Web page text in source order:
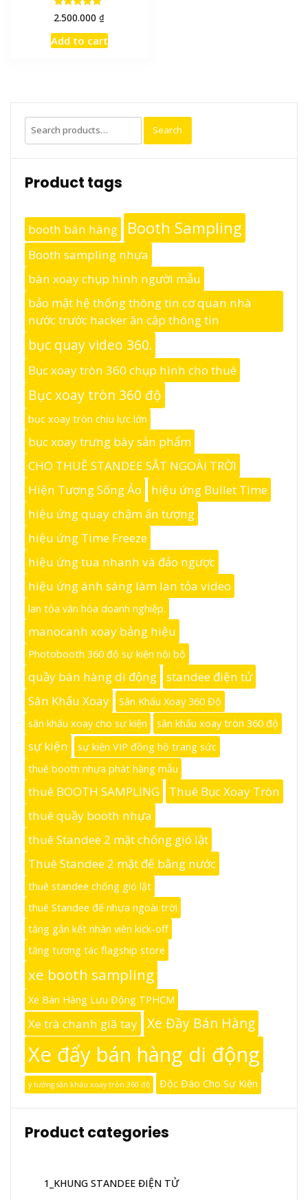
Rated
5.00
out of 5
2.500.000 ₫
Add to cart
Search
for:
Search
Product tags
booth bán hàng Booth Sampling
Booth sampling nhựa
bàn xoay chụp hình người mẫu
bảo mật hệ thống thông tin cơ quan nhà
nước trước hacker ăn cắp thông tin
bục quay video 360.
Bục xoay tròn 360 chụp hình cho thuê
Bục xoay tròn 360 độ
bục xoay tròn chịu lực lớn
bục xoay trưng bày sản phẩm
CHO THUÊ STANDEE SẮT NGOÀI TRỜI
Hiện Tượng Sống Ảo
hiệu ứng Bullet Time
hiệu ứng quay chậm ấn tượng
hiệu ứng Time Freeze
hiệu ứng tua nhanh và đảo ngược
hiệu ứng ánh sáng làm lan tỏa video
lan tỏa văn hóa doanh nghiệp.
manocanh xoay bảng hiệu
Photobooth 360 độ sự kiện nội bộ
quầy bán hàng di động
standee điện tử
Sân Khấu Xoay
Sân Khấu Xoay 360 Độ
sân khấu xoay cho sự kiện
sân khấu xoay tròn 360 độ
sự kiện
sự kiện VIP đồng hồ trang sức
thuê booth nhựa phát hàng mẫu
thuê BOOTH SAMPLING
Thuê Bục Xoay Tròn
thuê quầy booth nhựa
thuê Standee 2 mặt chống gió lật
Thuê Standee 2 mặt đế bằng nước
thuê standee chống gió lật
thuê Standee đế nhựa ngoài trời
tăng gắn kết nhân viên kick-off
tăng tương tác flagship store
xe booth sampling
Xe Bán Hàng Lưu Động TPHCM
Xe trà chanh giã tay Xe Đầy Bán Hàng
Xe đẩy bán hàng di động
ý tưởng sân khấu xoay tròn 360 độ Độc Đáo Cho Sự Kiện
Product categories
1_KHUNG STANDEE ĐIỆN TỬ